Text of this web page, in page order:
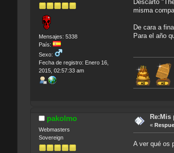
Mensajes: 5338
País:
Sexo:
Fecha de registro: Enero 16,
2015, 02:57:33 am
Descarto
misma
De cara a
Para el año
pakolmo
Webmasters
Sovereign
Re:Mis
«
A ver qué os